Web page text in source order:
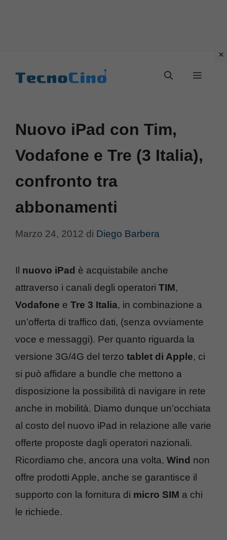
Menu
Nuovo iPad con Tim,
Vodafone e Tre (3 Italia),
confronto tra
abbonamenti
Marzo 24, 2012 di Diego Barbera
Il nuovo iPad è acquistabile anche
attraverso i canali degli operatori TIM,
Vodafone e Tre 3 Italia, in combinazione a
un’offerta di traffico dati, (senza ovviamente
voce e messaggi). Per quanto riguarda la
versione 3G/4G del terzo tablet di Apple, ci
si può affidare a bundle che mettono a
disposizione la possibilità di navigare in rete
anche in mobilità. Diamo dunque un’occhiata
al costo del nuovo iPad in relazione alle varie
offerte proposte dagli operatori nazionali.
Ricordiamo che, ancora una volta, Wind non
offre prodotti Apple, anche se garantisce il
supporto con la fornitura di micro SIM a chi
le richiede.